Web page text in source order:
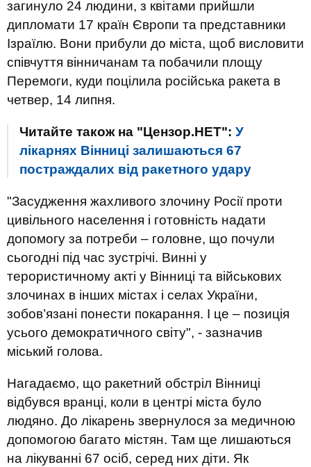
загинуло 24 людини, з квітами прийшли
дипломати 17 країн Європи та представники
Ізраїлю. Вони прибули до міста, щоб висловити
співчуття вінничанам та побачили площу
Перемоги, куди поцілила російська ракета в
четвер, 14 липня.
Читайте також на "Цензор.НЕТ": У
лікарнях Вінниці залишаються 67
постраждалих від ракетного удару
"Засудження жахливого злочину Росії проти
цивільного населення і готовність надати
допомогу за потреби – головне, що почули
сьогодні під час зустрічі. Винні у
терористичному акті у Вінниці та військових
злочинах в інших містах і селах України,
зобов’язані понести покарання. І це – позиція
усього демократичного світу", - зазначив
міський голова.
Нагадаємо, що ракетний обстріл Вінниці
відбувся вранці, коли в центрі міста було
людяно. До лікарень звернулося за медичною
допомогою багато містян. Там ще лишаються
на лікуванні 67 осіб, серед них діти. Як